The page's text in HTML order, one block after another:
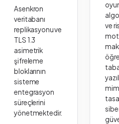
Asenkron
veritabanı
replikasyonu ve
TLS 1.3
asimetrik
şifreleme
bloklarının
sisteme
entegrasyon
süreçlerini
yönetmektedir.
ve